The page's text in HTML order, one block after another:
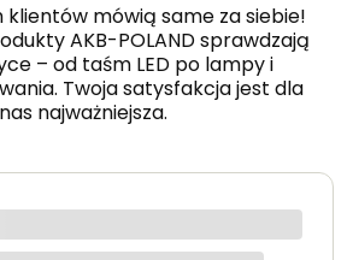
klientów mówią same za siebie!
AKB-POLAND sprawdzają
– od taśm LED po lampy i
Twoja satysfakcja jest dla
nas najważniejsza.
taśmy LED COB do
kuchni i jestem